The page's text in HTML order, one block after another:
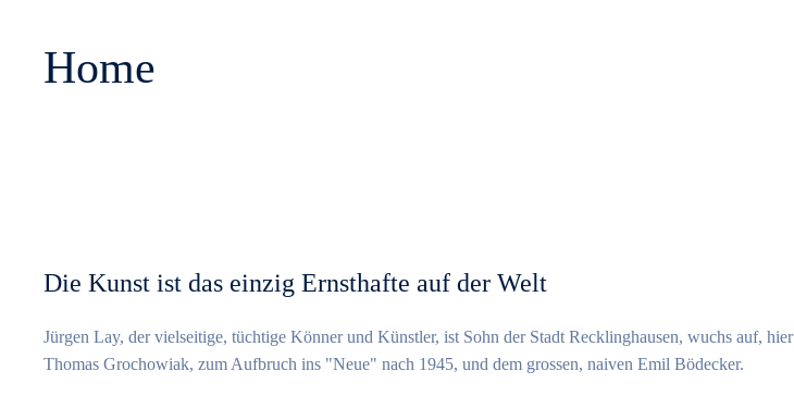
Home
Die Kunst ist das einzig Ernsthafte auf der Welt
Jürgen Lay, der vielseitige, tüchtige Könner und Künstler, ist Sohn der Stadt Recklinghausen, wuchs auf,
Thomas Grochowiak, zum Aufbruch ins "Neue" nach 1945, und dem grossen, naiven Emil Bödecker.